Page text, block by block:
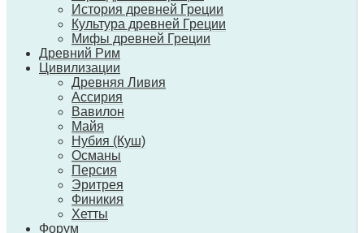
История древней Греции
Культура древней Греции
Мифы древней Греции
Древний Рим
Цивилизации
Древняя Ливия
Ассирия
Вавилон
Майя
Нубия (Куш)
Османы
Персия
Эритрея
Финикия
Хетты
Форум